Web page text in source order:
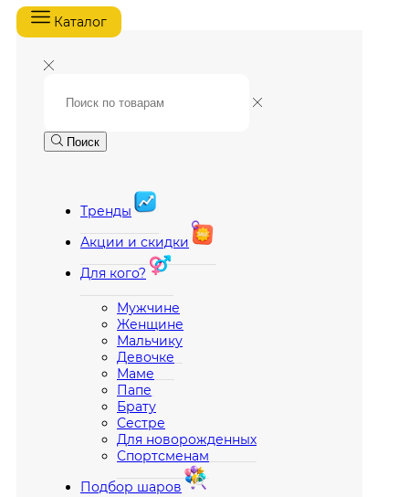
Каталог
Поиск
Тренды
Акции и скидки
Для кого?
Мужчине
Женщине
Мальчику
Девочке
Маме
Папе
Брату
Сестре
Для новорожденных
Спортсменам
Подбор шаров